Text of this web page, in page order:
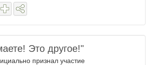
Это другое!"
признал участие